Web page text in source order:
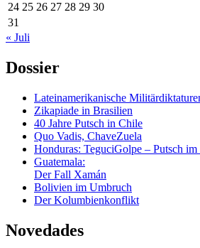
24 25 26 27 28 29 30
31
« Juli
Dossier
Lateinamerikanische
Zikapiade in Brasilien
40 Jahre Putsch in Chile
Quo Vadis, ChaveZuela
Honduras: TeguciGolpe – Putsch
Guatemala:
Der Fall Xamán
Bolivien im Umbruch
Der Kolumbienkonflikt
Novedades